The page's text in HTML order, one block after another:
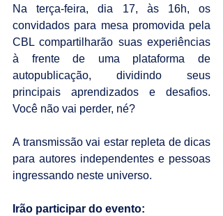
Na terça-feira, dia 17, às 16h, os
convidados para mesa promovida pela
CBL compartilharão suas experiências
à frente de uma plataforma de
autopublicação, dividindo seus
principais aprendizados e desafios.
Você não vai perder, né?
A transmissão vai estar repleta de dicas
para autores independentes e pessoas
ingressando neste universo.
Irão participar do evento: